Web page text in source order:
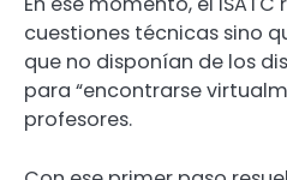
cuestiones técnicas sino
que no disponían de los
para “encontrarse
profesores.